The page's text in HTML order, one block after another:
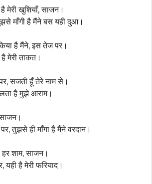
मेरी खुशियाँ, साजन।
माँगी है मैंने बस यही दुआ।
है मैंने, इस तेज पर।
मेरी ताकत।
सजती हूँ तेरे नाम से।
है मुझे आराम।
तुझसे ही माँगा है मैंने वरदान।
हर शाम, साजन।
यही है मेरी फरियाद।